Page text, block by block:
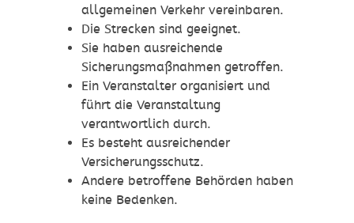
allgemeinen Verkehr vereinbaren.
Die Strecken sind geeignet.
Sie haben ausreichende
Sicherungsmaßnahmen getroffen.
Ein Veranstalter organisiert und
führt die Veranstaltung
verantwortlich durch.
Es besteht ausreichender
Versicherungsschutz.
Andere betroffene Behörden haben
keine Bedenken.